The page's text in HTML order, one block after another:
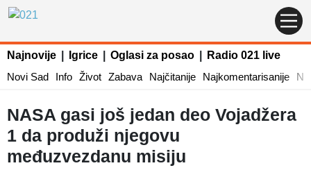
Najnovije Igrice Oglasi za posao
Radio 021 live
Novi Sad
Info Život Zabava Najčitanije Najkomentarisanije
NASA gasi još jedan deo Vojadžera
1 da produži njegovu
međuzvezdanu misiju